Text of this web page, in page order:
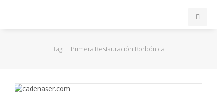
EuroLeague
Tag: Primera Restauración Borbónica